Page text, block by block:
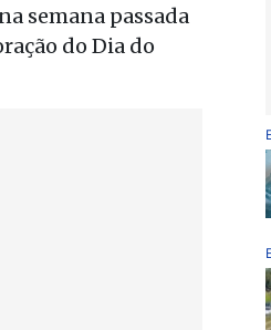
semana passada
do Dia do